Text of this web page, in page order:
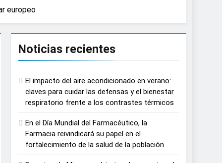
daños irreversibles en la retina en
tratamiento de pacientes con cáncer
proyecciones de películas de los
lactante
playas y otros espacios al aire
europeo
Noticias recientes
El impacto del aire acondicionado en verano:
claves para cuidar las defensas y el bienestar
respiratorio frente a los contrastes térmicos
En el Día Mundial del Farmacéutico, la
Farmacia reivindicará su papel en el
fortalecimiento de la salud de la población